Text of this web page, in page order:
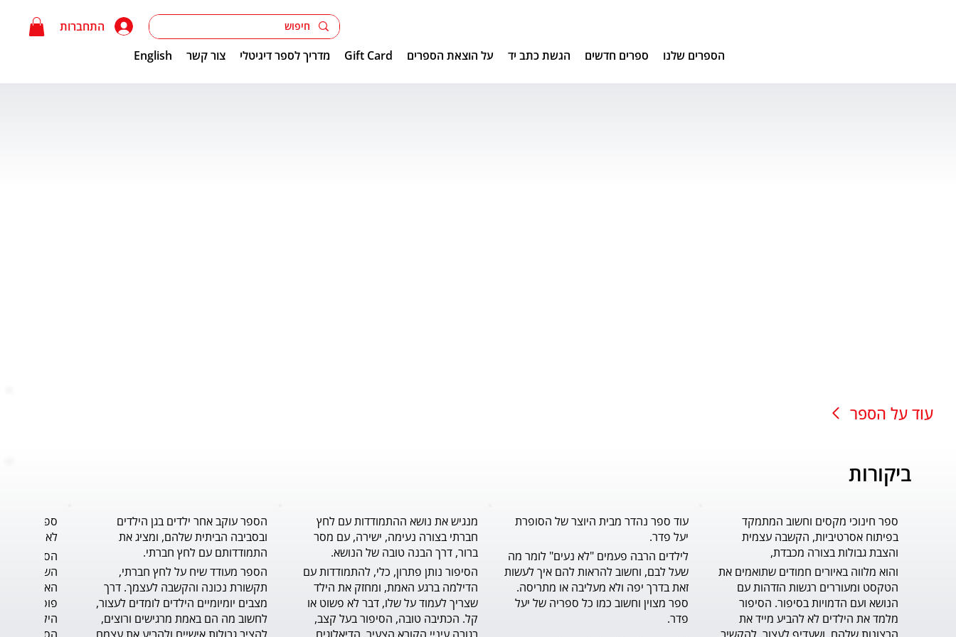
התחברות
הספרים שלנו
ספרים חדשים הגשת כתב יד על הוצאת הספרים Gift Card מדריך לספר דיגיטלי צור קשר English
עוד על הספר
ביקורות
ספר חינוכי מקסים וחשוב המתמקד
בפיתוח אסרטיביות, הקשבה עצמית
והצבת גבולות בצורה מכבדת,
והוא מלווה באיורים חמודים שתואמים את
הנושא ועם הדמויות בסיפור. הסיפור
מלמד את הילדים לא להביע מייד את
עוד ספר נהדר מבית היוצר של הסופרת
יעל פדר.
פדר.
מנגיש את נושא ההתמודדות עם לחץ
חברתי בצורה נעימה, ישירה, עם מסר
ברור, דרך הבנה טובה של הנושא.
הספר עוקב אחר ילדים בגן הילדים
ובסביבה הביתית שלהם, ומציג את
התמודדותם עם לחץ חברתי.
תקשורת נכונה והקשבה לעצמך. דרך
ספר נוגע
לאורך